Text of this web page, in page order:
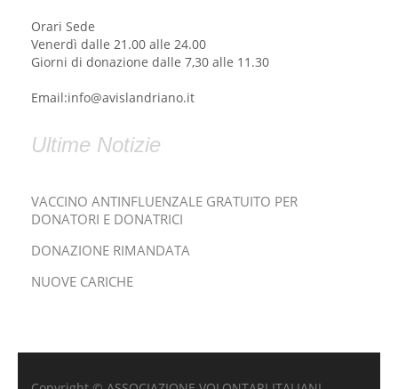
Orari Sede
Venerdì dalle 21.00 alle 24.00
Giorni di donazione dalle 7,30 alle 11.30
Email:info@avislandriano.it
Ultime Notizie
VACCINO ANTINFLUENZALE GRATUITO PER
DONATORI E DONATRICI
DONAZIONE RIMANDATA
NUOVE CARICHE